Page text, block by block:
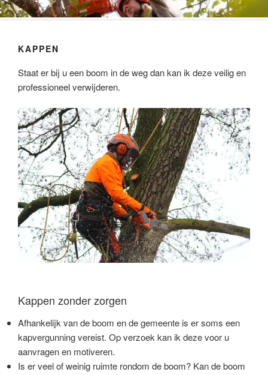
Ga
naar
inhoud
VAN DER VEGT GROENBEHEER
KAPPEN
Staat er bij u een boom in de weg dan kan ik deze veilig en
professioneel verwijderen.
Kappen zonder zorgen
Afhankelijk van de boom en de gemeente is er soms een
kapvergunning vereist. Op verzoek kan ik deze voor u
aanvragen en motiveren.
Is er veel of weinig ruimte rondom de boom? Kan de boom